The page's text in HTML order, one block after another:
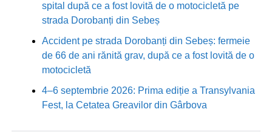
spital după ce a fost lovită de o motocicletă pe
strada Dorobanți din Sebeș
Accident pe strada Dorobanți din Sebeș: fermeie
de 66 de ani rănită grav, după ce a fost lovită de o
motocicletă
4–6 septembrie 2026: Prima ediție a Transylvania
Fest, la Cetatea Greavilor din Gârbova